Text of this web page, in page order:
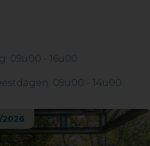
09u00 - 16u00
09u00 - 14u00